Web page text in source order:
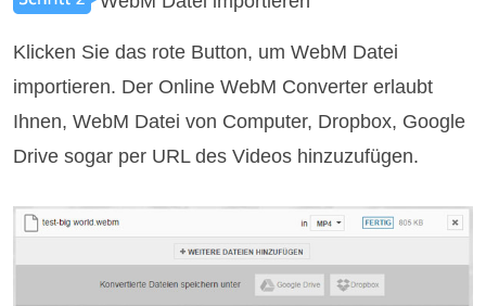
Klicken Sie das rote Button, um WebM Datei
importieren. Der Online WebM Converter erlaubt
Ihnen, WebM Datei von Computer, Dropbox, Google
Drive sogar per URL des Videos hinzuzufügen.